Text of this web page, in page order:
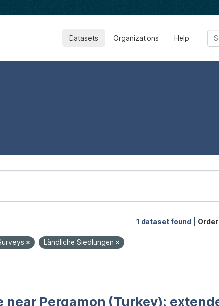
Datasets Organizations Help
1 dataset found |
Ländliche Siedlungen
near Pergamon (Turkey):